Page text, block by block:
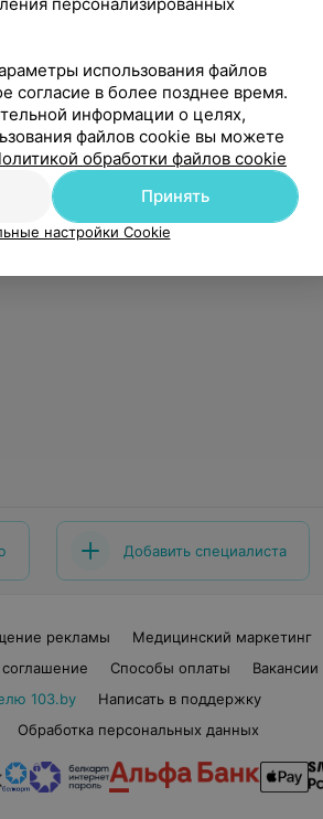
Добавить специалиста
рекламы
Медицинский маркетинг
Способы оплаты
Вакансии
103.by
Написать в поддержку
Обработка персональных данных
использования файлов
согласие в более позднее время.
информации о целях,
файлов cookie вы можете
обработки файлов cookie
Принять
настройки Cookie